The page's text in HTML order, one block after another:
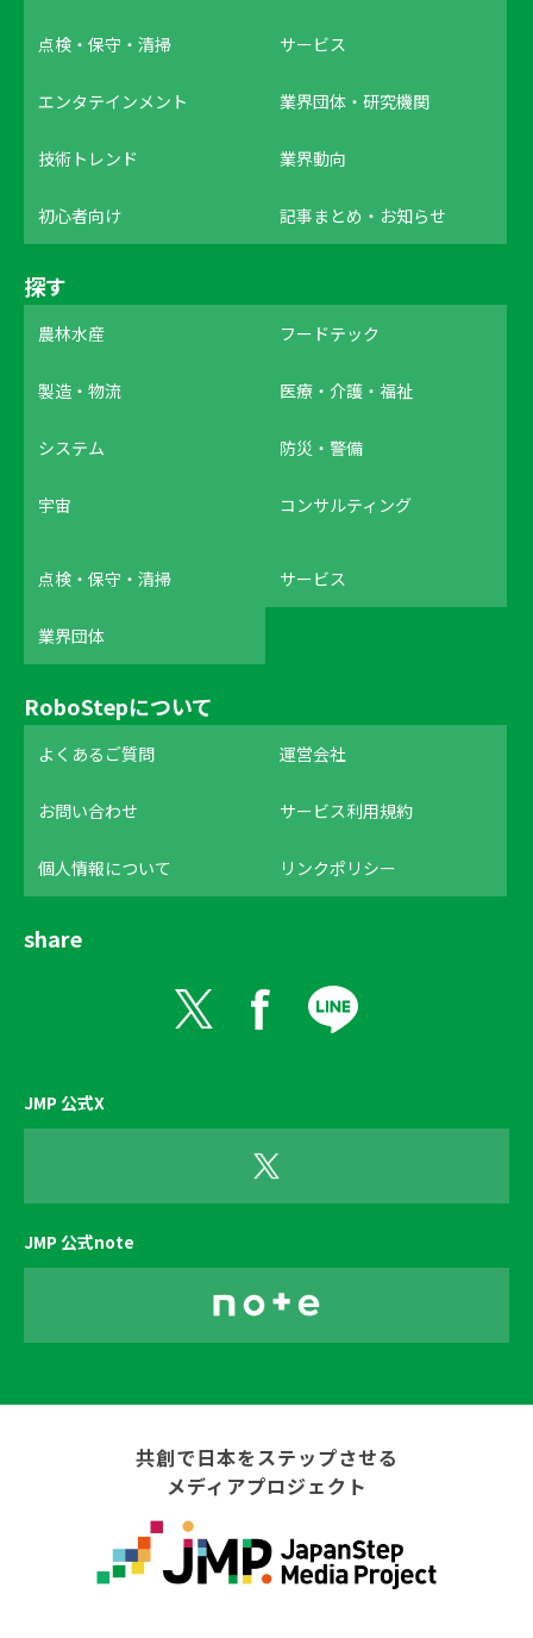
点検・保守・清掃 サービス
エンタテインメント 業界団体・研究機関
技術トレンド 業界動向
初心者向け 記事まとめ・お知らせ
探す
農林水産 フードテック
製造・物流 医療・介護・福祉
システム 防災・警備
宇宙 コンサルティング
点検・保守・清掃 サービス
業界団体
RoboStepについて
よくあるご質問 運営会社
お問い合わせ サービス利用規約
個人情報について リンクポリシー
share
JMP 公式X
JMP 公式note
共創で日本をステップさせる
メディアプロジェクト